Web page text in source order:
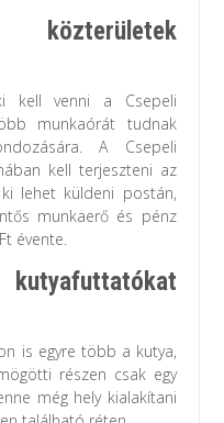
közterületek
kell venni a Csepeli
munkaórát tudnak
A Csepeli
kell terjeszteni az
lehet küldeni postán,
munkaerő és pénz
évente.
is egyre több a kutya,
részen csak egy
még hely kialakítani